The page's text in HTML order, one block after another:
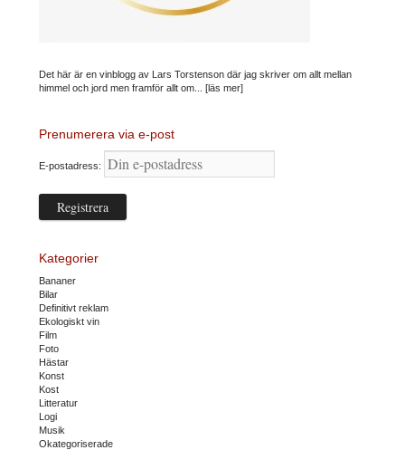
Det här är en vinblogg av Lars Torstenson där jag skriver om allt mellan
himmel och jord men framför allt om... [läs mer]
Prenumerera via e-post
E-postadress:
Kategorier
Bananer
Bilar
Definitivt reklam
Ekologiskt vin
Film
Foto
Hästar
Konst
Kost
Litteratur
Logi
Musik
Okategoriserade